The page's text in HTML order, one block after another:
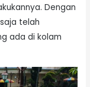
Dengan
telah
ada di kolam